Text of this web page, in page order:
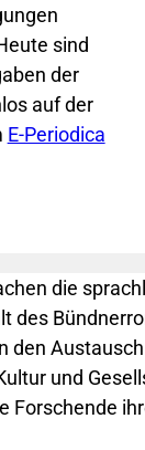
sind
der
auf der
E-Periodica
die
des
den
und
Forschende